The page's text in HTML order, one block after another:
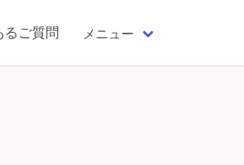
るご質問 メニュー